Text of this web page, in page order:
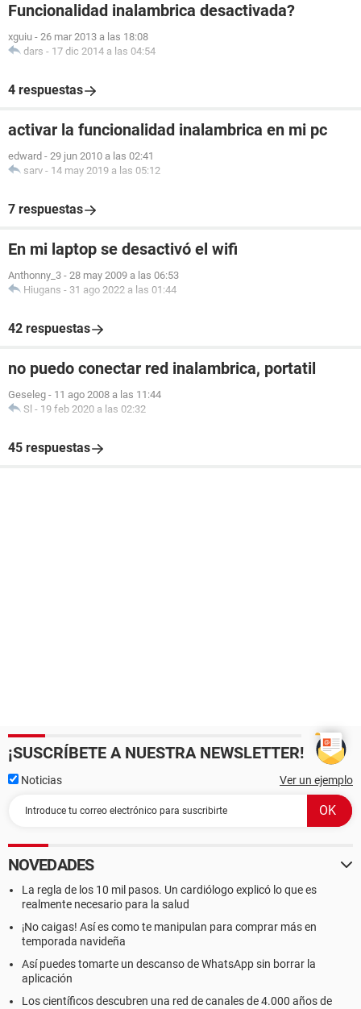
Funcionalidad inalambrica desactivada?
xguiu - 26 mar 2013 a las 18:08
dars - 17 dic 2014 a las 04:54
4 respuestas
activar la funcionalidad inalambrica en mi pc
edward - 29 jun 2010 a las 02:41
sarv - 14 may 2019 a las 05:12
7 respuestas
En mi laptop se desactivó el wifi
Anthonny_3 - 28 may 2009 a las 06:53
Hiugans - 31 ago 2022 a las 01:44
42 respuestas
no puedo conectar red inalambrica, portatil
Geseleg - 11 ago 2008 a las 11:44
Sl - 19 feb 2020 a las 02:32
45 respuestas
¡SUSCRÍBETE A NUESTRA NEWSLETTER!
Noticias Ver un ejemplo
NOVEDADES
La regla de los 10 mil pasos. Un cardiólogo explicó lo que es
realmente necesario para la salud
¡No caigas! Así es como te manipulan para comprar más en
temporada navideña
Así puedes tomarte un descanso de WhatsApp sin borrar la
aplicación
Los científicos descubren una red de canales de 4.000 años de